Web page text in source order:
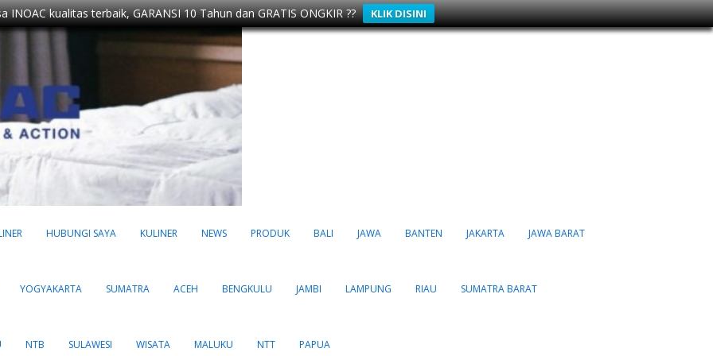
INOAC kualitas terbaik, GARANSI 10 Tahun dan GRATIS ONGKIR ?? KLIK DISINI
HUBUNGI SAYA KULINER NEWS PRODUK BALI JAWA BANTEN JAKARTA JAWA BARAT
YOGYAKARTA SUMATRA ACEH BENGKULU JAMBI LAMPUNG RIAU SUMATRA BARAT
NTB SULAWESI WISATA MALUKU NTT PAPUA